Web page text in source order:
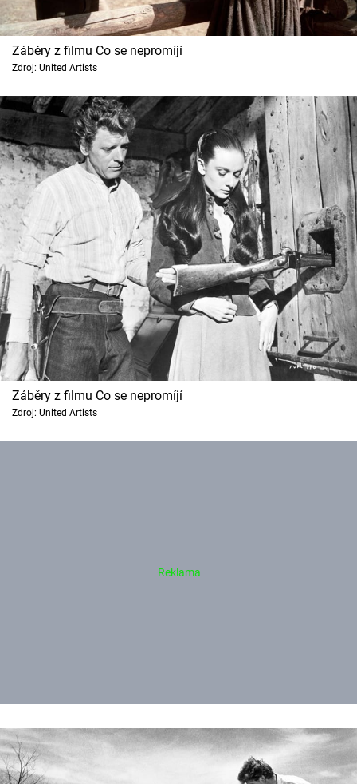
Záběry z filmu Co se nepromíjí
Zdroj: United Artists
Záběry z filmu Co se nepromíjí
Zdroj: United Artists